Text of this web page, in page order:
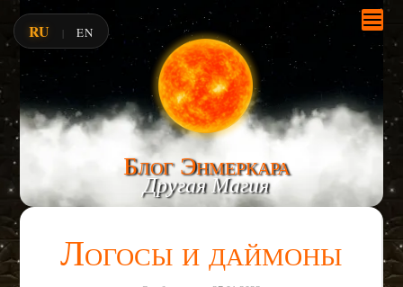
Блог Энмеркара
Другая Магия
Логосы и даймоны
RU | EN